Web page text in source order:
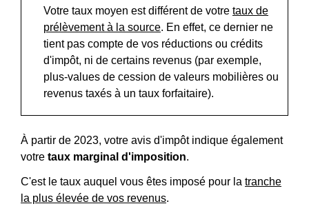
Votre taux moyen est différent de votre taux de
prélèvement à la source. En effet, ce dernier ne
tient pas compte de vos réductions ou crédits
d'impôt, ni de certains revenus (par exemple,
plus-values de cession de valeurs mobilières ou
revenus taxés à un taux forfaitaire).
À partir de 2023, votre avis d'impôt indique également
votre taux marginal d'imposition.
C'est le taux auquel vous êtes imposé pour la tranche
la plus élevée de vos revenus.